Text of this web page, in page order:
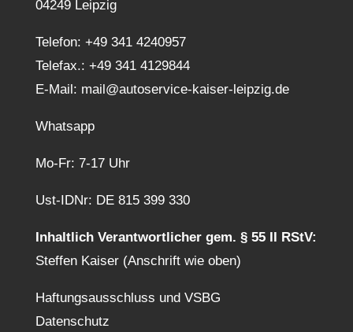
04249 Leipzig
Telefon: +49 341 4240957
Telefax.: +49 341 4129844
E-Mail: mail@autoservice-kaiser-leipzig.de
Whatsapp
Mo-Fr: 7-17 Uhr
Ust-IDNr: DE 815 399 330
Inhaltlich Verantwortlicher gem. § 55 II RStV:
Steffen Kaiser (Anschrift wie oben)
Haftungsausschluss und VSBG
Datenschutz